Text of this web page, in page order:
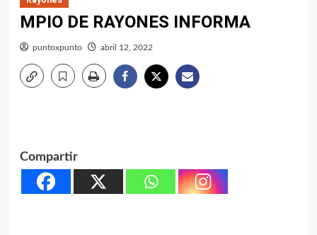
MPIO DE RAYONES INFORMA
puntoxpunto abril 12, 2022
Compartir